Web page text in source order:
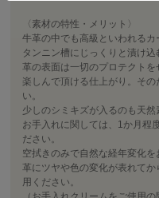
〈素材の特性・メリット〉
牛革の中でも高級といわれるカ
タンニン槽にじっくりと漬け込
革の表面は一切のプロテクト
楽しんで頂ける仕上がり。そ
い。
少しのシミキズが入るのも天然
お手入れに関しては、1か月程
ださい。
空拭きのみで自然な経年変化を
革にツヤや色の変化が表れて
用ください。